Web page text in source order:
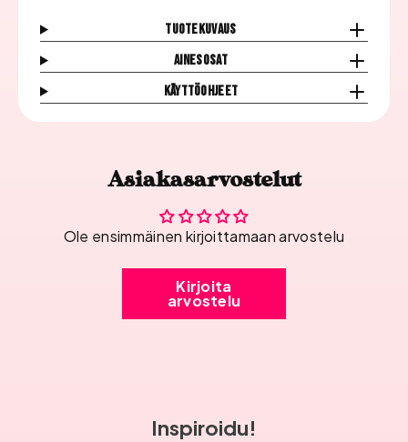
Tuotekuvaus
Ainesosat
Käyttöohjeet
Asiakasarvostelut
Ole ensimmäinen kirjoittamaan arvostelu
Kirjoita
arvostelu
Inspiroidu!